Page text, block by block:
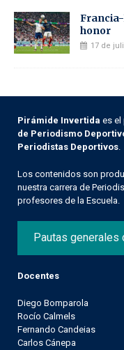
honor
17 de
Pirámide Invertida es el
de Periodismo
Periodistas Deportivos
Los contenidos son
nuestra carrera de
profesores de la Escuela.
Pautas
Docentes
Diego Bomparola
Rocío Calmels
Fernando Candeias
Carlos Cánepa